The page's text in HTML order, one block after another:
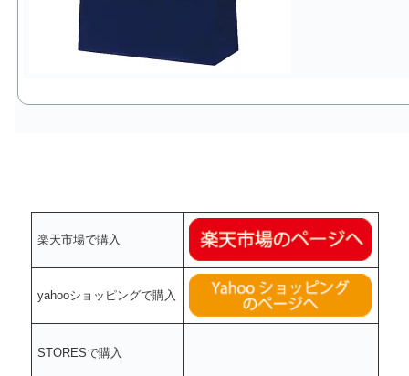
楽天市場で購入
yahooショッピングで購入
STORESで購入